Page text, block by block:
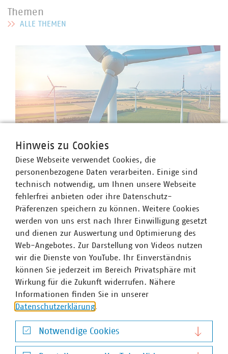
Themen
MEHR ZU THEMEN
ALLE THEMEN
Stadtwerke in Deutschland setzen die
Energiewende vor Ort um. Sie sind die
wichtigsten Akteure für deren Gelingen.
© Stockr/stock.adobe.com
Europa
Eine starke kommunale Selbstverwaltung mit
starken kommunalen Unternehmen setzen eine
europäische Gesetzgebung erfolgreich um.
Hinweis zu Cookies
Diese Webseite verwendet Cookies, die
personenbezogene Daten verarbeiten. Einige sind
technisch notwendig, um Ihnen unsere Webseite
fehlerfrei anbieten oder ihre Datenschutz-
Präferenzen speichern zu können. Weitere Cookies
werden von uns erst nach Ihrer Einwilligung gesetzt
und dienen zur Auswertung und Optimierung des
Web-Angebotes. Zur Darstellung von Videos nutzen
wir die Dienste von YouTube. Ihr Einverständnis
können Sie jederzeit im Bereich Privatsphäre mit
Wirkung für die Zukunft widerrufen. Nähere
Informationen finden Sie in unserer
Datenschutzerklärung.
Notwendige Cookies
Notwendige Cookies